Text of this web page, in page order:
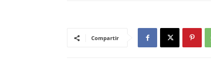
Compartir